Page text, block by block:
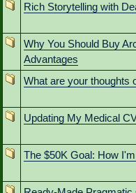
Rich Storytelling with
Why You Should Buy
Advantages
What are your thoughts
Updating My Medical
The $50K Goal: How